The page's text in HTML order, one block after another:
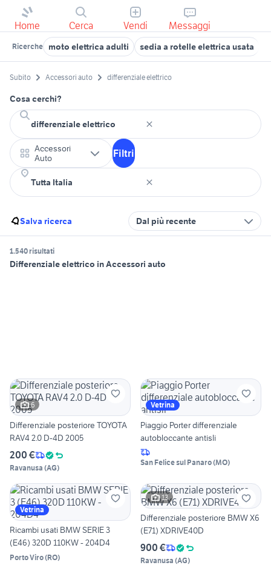
Home Cerca Vendi Messaggi
Ricerche moto elettrica adulti sedia a rotelle elettrica usata
Subito Accessori auto differenziale elettrico
Cosa cerchi?
Accessori
Auto
Filtri
Salva ricerca Dal più recente
1.540 risultati
Differenziale elettrico in Accessori auto
6
Differenziale posteriore TOYOTA
RAV4 2.0 D-4D 2005
200 €
Ravanusa (AG)
Vetrina
Piaggio Porter differenziale
autobloccante antisli
San Felice sul Panaro(MO)
Vetrina
Ricambi usati BMW SERIE 3
(E46) 320D 110KW - 204D4
Porto Viro(RO)
13
Differenziale posteriore BMW X6
(E71) XDRIVE40D
900 €
Ravanusa (AG)